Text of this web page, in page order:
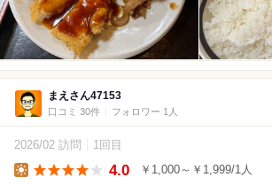
まえさん47153
口コミ 30件 フォロワー 1人
2026/02 訪問 1回目
4.0 ￥1,000～￥1,999/1人